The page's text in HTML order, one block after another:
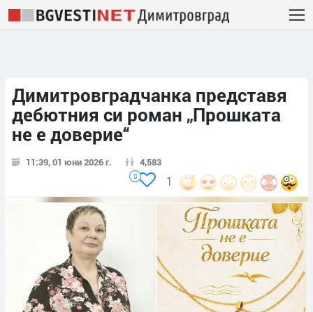
Димитровградчанка представя
дебютния си роман „Прошката
не е доверие“
11:39, 01 юни 2026 г. 4,583
1
0